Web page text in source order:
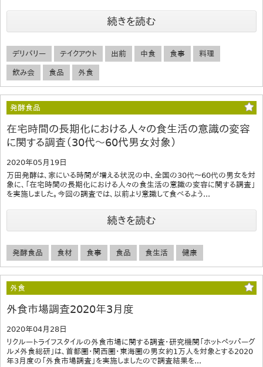
続きを読む
デリバリー テイクアウト 出前 中食 食事 料理
飲み会 食品 外食
発酵食品
在宅時間の長期化における人々の食生活の意識の変容
に関する調査（30代～60代男女対象）
2020年05月19日
万田発酵は、家にいる時間が増える状況の中、全国の30代～60代の男女を対
象に、「在宅時間の長期化における人々の食生活の意識の変容に関する調査」
を実施しました。今回の調査では、以前より意識して食べるよう...
続きを読む
発酵食品 食材 食事 食品 食生活 健康
外食
外食市場調査2020年3月度
2020年04月28日
リクルートライフスタイルの外食市場に関する調査・研究機関「ホットペッパーグ
ルメ外食総研」は、首都圏・関西圏・東海圏の男女約1万人を対象とする2020
年3月度の「外食市場調査」を実施しましたので調査結果を...